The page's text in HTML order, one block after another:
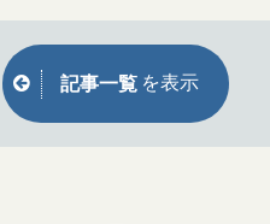
記事一覧 を表示